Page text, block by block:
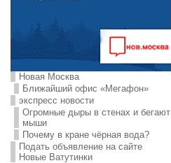
Новая Москва
Ближайший офис «Мегафон»
экспресс новости
Огромные дыры в стенах и бегают
мыши
Почему в кране чёрная вода?
Подать объявление на сайте
Новые Ватутинки